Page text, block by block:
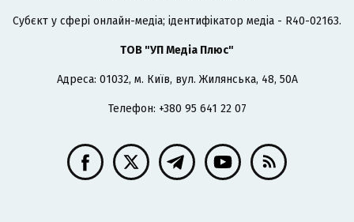
Cубєкт у сфері онлайн-медіа; ідентифікатор медіа - R40-02163.
ТОВ "УП Медіа Плюс"
Адреса: 01032, м. Київ, вул. Жилянська, 48, 50А
Телефон: +380 95 641 22 07